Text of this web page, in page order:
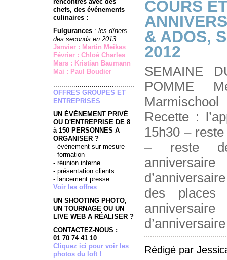
chefs, des événements
culinaires :
Fulgurances : les dîners
des seconds en 2013
Janvier : Martin Meikas
Février : Chloé Charles
Mars : Kristian Baumann
Mai : Paul Boudier
........................................
OFFRES GROUPES ET
ENTREPRISES
UN ÉVÈNEMENT PRIVÉ
OU D'ENTREPRISE DE 8
à 150 PERSONNES A
ORGANISER ?
- événement sur mesure
- formation
- réunion interne
- présentation clients
- lancement presse
Voir les offres
UN SHOOTING PHOTO,
UN TOURNAGE OU UN
LIVE WEB A RÉALISER ?
CONTACTEZ-NOUS :
01 70 74 41 10
Cliquez ici pour voir les
photos du loft !
COURS
& ADOS,
2012
SEMAINE
POMME
Recette :
15h30 –
– reste
des places
Rédigé par